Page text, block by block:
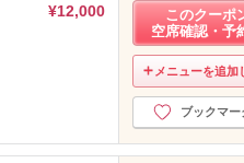
2022年11月分（14）
2022年10月分（20）
2022年9月分（25）
2022年8月分（22）
2022年7月分 （16）
2022年6月分（5）
¥12,000
このクーポ
空席確認・予
メニューを追加
ブックマー